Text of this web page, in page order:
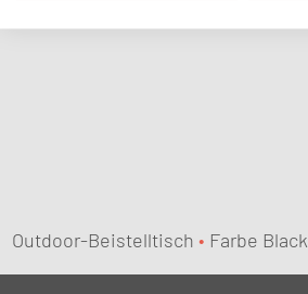
Outdoor-Beistelltisch • Farbe Black